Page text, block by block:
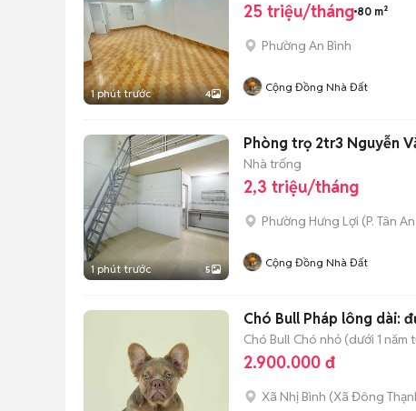
1 phút trước 4
25 triệu/tháng 80 m²
Phường An Bình
Cộng Đồng Nhà Đất
1 phút trước 5
Phòng trọ 2tr3 Nguyễn
Nhà trống
2,3 triệu/tháng
Phường Hưng Lợi (P. Tân An
Cộng Đồng Nhà Đất
Chó Bull Pháp lông dài:
Chó Bull Chó nhỏ (dưới 1 năm
2.900.000 đ
Xã Nhị Bình (Xã Đông